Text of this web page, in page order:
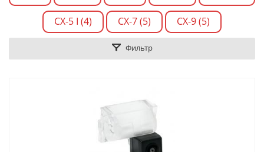
CX-5 I (4) CX-7 (5) CX-9 (5)
Фильтр